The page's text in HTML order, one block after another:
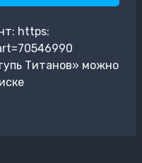
https:
Титанов» можно